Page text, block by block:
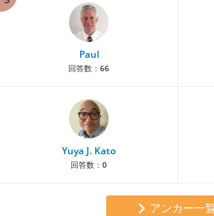
Paul
回答数： 66
Yuya J. Kato
回答数： 0
アンカー一